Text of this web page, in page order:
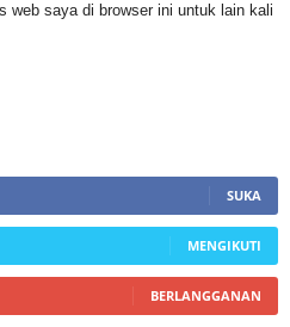
web saya di browser ini untuk lain kali
SUKA
MENGIKUTI
BERLANGGANAN